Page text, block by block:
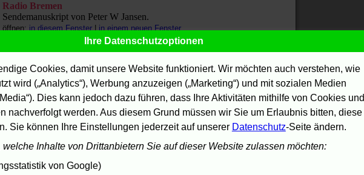
Radio Bremen
Sendemanuskript von Peter W Jansen.
öffnen:in diesem Fenster|in einem neuen Fenster
öffnen: in diesem Fenster|in einem neuen Fenster
RP Online
"Bonnie und Clyde: Verbrecherduo als Inspiration." (18.5.2004)
öffnen:in diesem Fenster | in einem neuen Fenster
"Die verschworene Sprache der Engel." Von Diedrich Diederichsen.
Ihre Datenschutzoptionen
Cookies, damit unsere Website funktioniert. Wir möchten auch verstehen, wie
wird („Analytics“), Werbung anzuzeigen („Marketing“) und mit sozialen Medien
Dies kann jedoch dazu führen, dass Ihre Aktivitäten mithilfe von Cookies und
nachverfolgt werden. Aus diesem Grund müssen wir Sie um Erlaubnis bitten, diese
Sie können Ihre Einstellungen jederzeit auf unserer Datenschutz-Seite ändern.
Inhalte von Drittanbietern Sie auf dieser Website zulassen möchten:
von Google)